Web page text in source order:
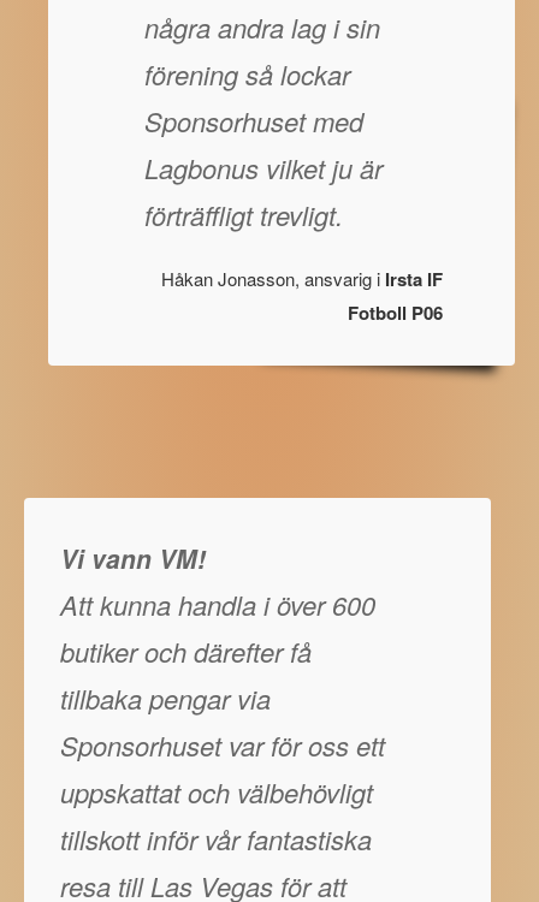
några andra lag i sin
förening så lockar
Sponsorhuset med
Lagbonus vilket ju är
förträffligt trevligt.
Håkan Jonasson, ansvarig i Irsta IF
Fotboll P06
Vi vann VM!
Att kunna handla i över 600
butiker och därefter få
tillbaka pengar via
Sponsorhuset var för oss ett
uppskattat och välbehövligt
tillskott inför vår fantastiska
resa till Las Vegas för att